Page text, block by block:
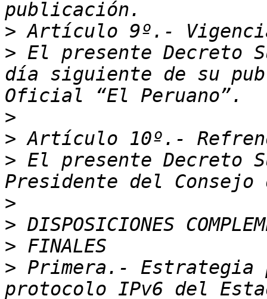
>
> El presente Decreto
día siguiente de su
>
>
> El presente Decreto
>
>
>
> Primera.- Estrategia